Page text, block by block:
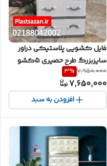
فایل کشویی پلاستیکی دراور
سایزبزرگ طرح حصیری 5کشو
کد 405
7,950,000
3%
7,650,000
افزودن به سبد